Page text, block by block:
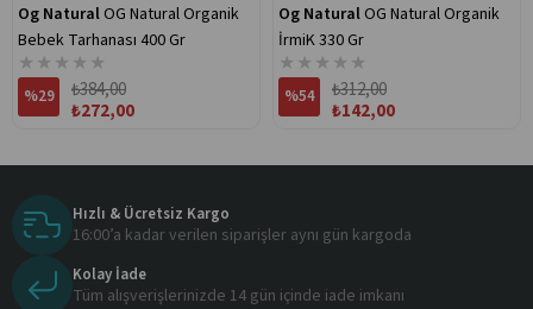
Og NaturalOG Natural Organik
Bebek Tarhanası 400 Gr
★ ★ ★ ★ ★
%29
₺272,00
₺384,00
Og NaturalOG Natural Organik
İrmiK 330 Gr
★ ★ ★ ★ ★
%54
₺142,00
₺312,00
Hızlı & Ücretsiz Kargo
16:00’a kadar verilen siparişler aynı gün kargoda
Kolay İade
Tüm alışverişlerinizde 14 gün içinde iade imkanı